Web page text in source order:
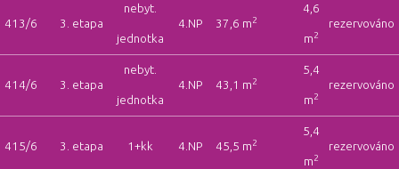
413/6 3. etapa
nebyt.
jednotka
4.NP 37,6 m2
4,6
m2
rezervováno
414/6 3. etapa
nebyt.
jednotka
4.NP 43,1 m2
5,4
m2
rezervováno
415/6 3. etapa 1+kk 4.NP 45,5 m2
5,4
m2
rezervováno